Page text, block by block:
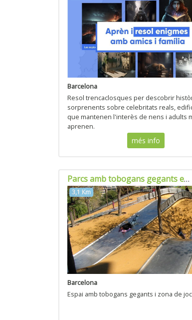
Barcelona
Resol trencaclosques per descobrir
sorprenents sobre celebritats reals,
que mantenen l'interès de nens i adults
aprenen.
més info
Parcs amb tobogans gegants en Diagonal Mar
3,1 Km
Barcelona
Espai amb tobogans gegants i zona de